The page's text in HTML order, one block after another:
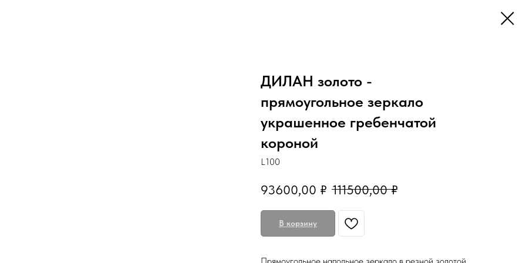
ДИЛАН золото -
прямоугольное зеркало
украшенное гребенчатой
короной
L100
93600,00 ₽ 111500,00 ₽
В корзину
Прямоугольное напольное зеркало в резной золотой